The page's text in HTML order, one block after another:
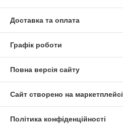
Доставка та оплата
Графік роботи
Повна версія сайту
Сайт створено на маркетплейсі
Політика конфіденційності